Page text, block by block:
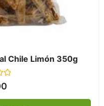
Chile Limón 350g